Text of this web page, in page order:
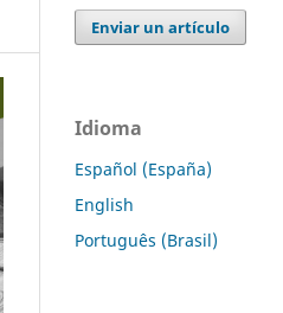
Enviar un artículo
Idioma
Español (España)
English
Português (Brasil)